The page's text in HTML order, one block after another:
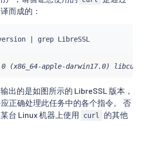
而成的：
grep
(x86_64-apple-darwin17.0)
出的是如图所示的 LibreSSL 版本，
正确处理此任务中的各个指令。 否
台 Linux 机器上使用
curl
的其他